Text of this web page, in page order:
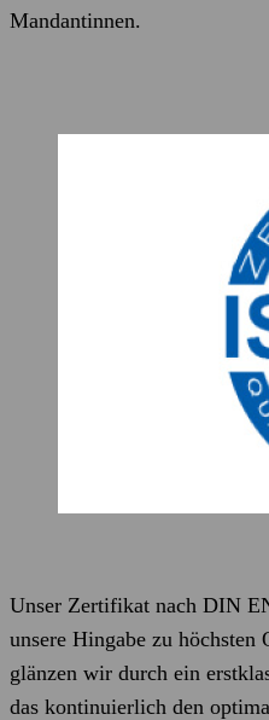
Mandantinnen.
Unser Zertifikat nach DIN
unsere Hingabe zu
glänzen wir durch ein
das kontinuierlich den